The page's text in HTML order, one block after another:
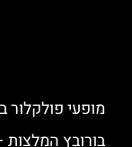
מופעי פולקלור
בורובץ